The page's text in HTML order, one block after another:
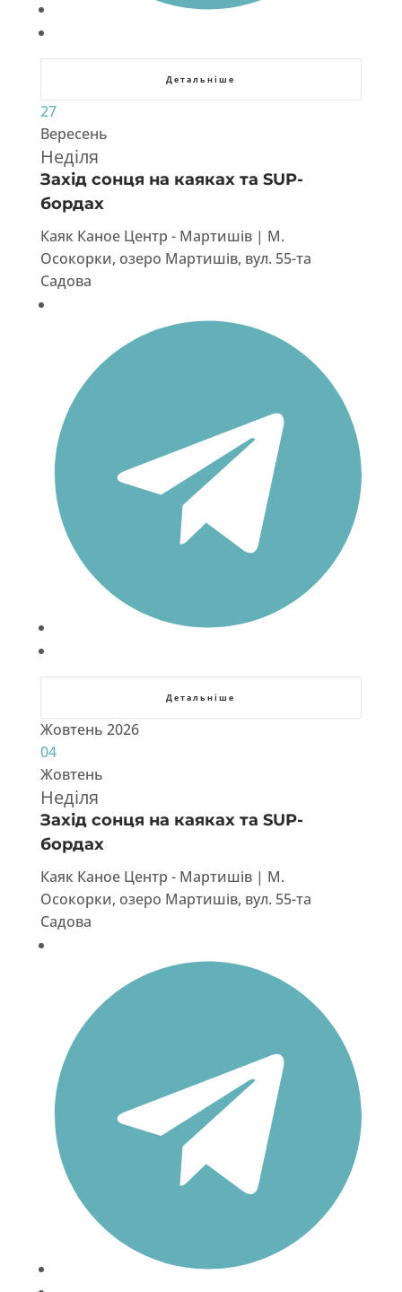
Детальніше
27
Вересень
Неділя
Захід сонця на каяках та SUP-
бордах
Каяк Каное Центр - Мартишів | М.
Осокорки, озеро Мартишів, вул. 55-та
Садова
Детальніше
Жовтень 2026
04
Жовтень
Неділя
Захід сонця на каяках та SUP-
бордах
Каяк Каное Центр - Мартишів | М.
Осокорки, озеро Мартишів, вул. 55-та
Садова